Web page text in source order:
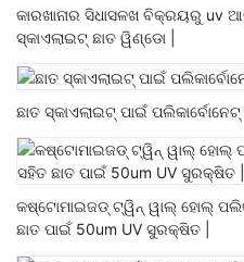
କାରଖାନାର ସିଧାସଳଖ ବିକ୍ରୟରୁ uv
ସ୍କାଏଲାଇଟ୍ ଛାତ ୱିଣ୍ଡୋ |
ଛାତ ସ୍କାଏଲାଇଟ୍ ପାଇଁ
କଷ୍ଟୋମାଇଜଡ୍ ଟ୍ୱିନ୍ ୱାଲ୍ ହୋଲ୍
ଛାତ ପାଇଁ 50um UV ସୁରକ୍ଷିତ |